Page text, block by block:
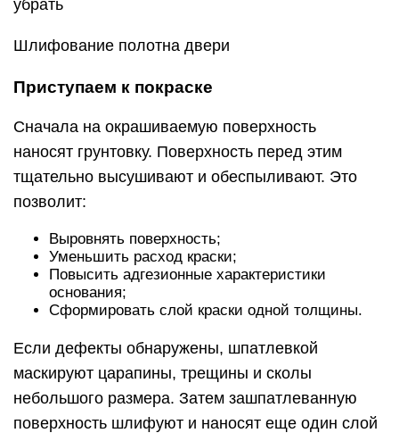
убрать
Шлифование полотна двери
Приступаем к покраске
Сначала на окрашиваемую поверхность
наносят грунтовку. Поверхность перед этим
тщательно высушивают и обеспыливают. Это
позволит:
Выровнять поверхность;
Уменьшить расход краски;
Повысить адгезионные характеристики
основания;
Сформировать слой краски одной толщины.
Если дефекты обнаружены, шпатлевкой
маскируют царапины, трещины и сколы
небольшого размера. Затем зашпатлеванную
поверхность шлифуют и наносят еще один слой